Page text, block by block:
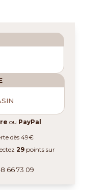
ou PayPal
dès 49€
29 points sur
66 73 09